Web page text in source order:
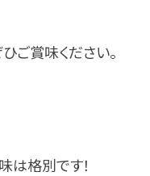
ご賞味ください。
は格別です！